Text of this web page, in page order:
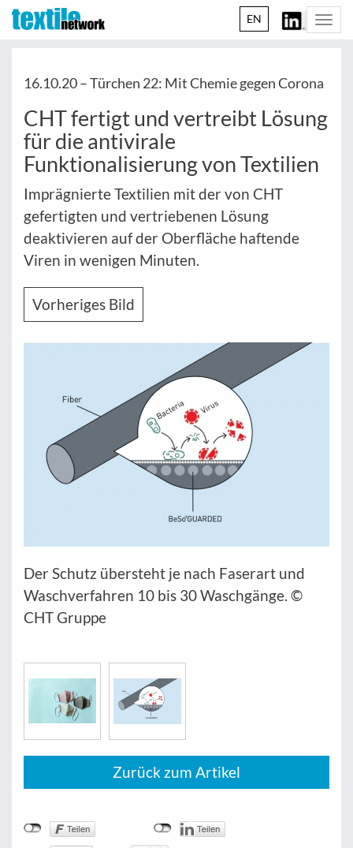
EN
16.10.20 –Türchen 22: Mit Chemie gegen Corona
CHT fertigt und vertreibt Lösung
für die antivirale
Funktionalisierung von Textilien
Imprägnierte Textilien mit der von CHT
gefertigten und vertriebenen Lösung
deaktivieren auf der Oberfläche haftende
Viren in wenigen Minuten.
Vorheriges Bild
Der Schutz übersteht je nach Faserart und
Waschverfahren 10 bis 30 Waschgänge. ©
CHT Gruppe
Zurück zum Artikel